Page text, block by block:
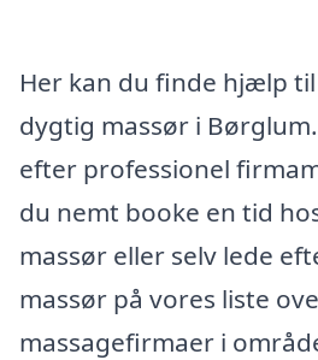
Her kan du finde hjælp
dygtig massør i
efter professionel
du nemt booke en tid
massør eller selv lede
massør på vores liste
massagefirmaer i